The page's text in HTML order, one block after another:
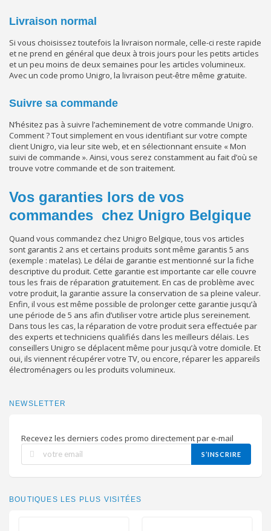
Livraison normal
Si vous choisissez toutefois la livraison normale, celle-ci reste rapide
et ne prend en général que deux à trois jours pour les petits articles
et un peu moins de deux semaines pour les articles volumineux.
Avec un code promo Unigro, la livraison peut-être même gratuite.
Suivre sa commande
N’hésitez pas à suivre l’acheminement de votre commande Unigro.
Comment ? Tout simplement en vous identifiant sur votre compte
client Unigro, via leur site web, et en sélectionnant ensuite « Mon
suivi de commande ». Ainsi, vous serez constamment au fait d’où se
trouve votre commande et de son traitement.
Vos garanties lors de vos
commandes chez Unigro Belgique
Quand vous commandez chez Unigro Belgique, tous vos articles
sont garantis 2 ans et certains produits sont même garantis 5 ans
(exemple : matelas). Le délai de garantie est mentionné sur la fiche
descriptive du produit. Cette garantie est importante car elle couvre
tous les frais de réparation gratuitement. En cas de problème avec
votre produit, la garantie assure la conservation de sa pleine valeur.
Enfin, il vous est même possible de prolonger cette garantie jusqu’à
une période de 5 ans afin d’utiliser votre article plus sereinement.
Dans tous les cas, la réparation de votre produit sera effectuée par
des experts et techniciens qualifiés dans les meilleurs délais. Les
conseillers Unigro se déplacent même pour jusqu’à votre domicile. Et
oui, ils viennent récupérer votre TV, ou encore, réparer les appareils
électroménagers ou les produits volumineux.
NEWSLETTER
Recevez les derniers codes promo directement par e-mail
S’INSCRIRE
BOUTIQUES LES PLUS VISITÉES